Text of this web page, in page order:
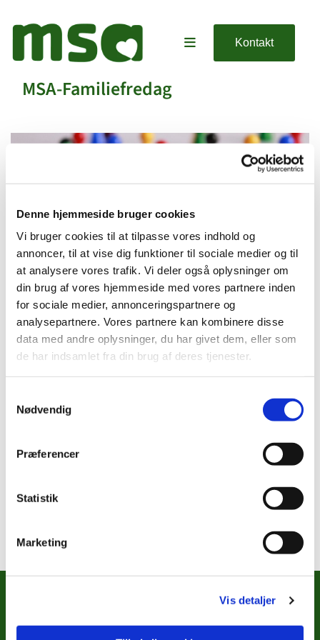
Denne hjemmeside bruger cookies
Vi bruger cookies til at tilpasse vores indhold og
annoncer, til at vise dig funktioner til sociale medier og til
at analysere vores trafik. Vi deler også oplysninger om
din brug af vores hjemmeside med vores partnere inden
for sociale medier, annonceringspartnere og
analysepartnere. Vores partnere kan kombinere disse
data med andre oplysninger, du har givet dem, eller som
de har indsamlet fra din brug af deres tjenester.
Nødvendig
Præferencer
Statistik
Marketing
Vis detaljer
Kontakt
MSA-Familiefredag
Fredag 25. september 2026, kl. 17:30 -
METODISTKIRKENS SOCIALE
ARBEJDE